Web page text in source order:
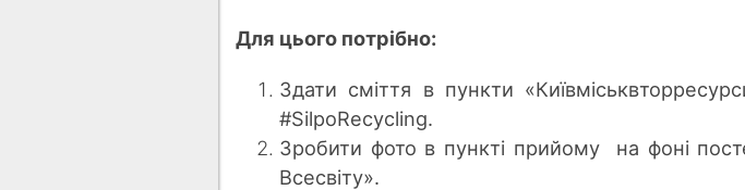
Для цього потрібно:
Здати сміття в пункти
#SilpoRecycling.
Зробити фото в пункті прийому на фоні
Всесвіту».